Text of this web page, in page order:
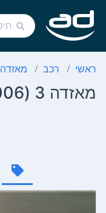
ראשי רכב מאזדה
מאזדה 3 (2006)